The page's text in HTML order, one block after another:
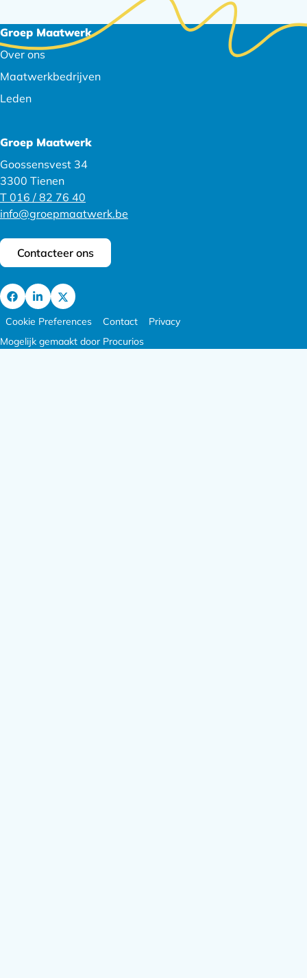
Footer
navigatie
Groep Maatwerk
Over ons
Maatwerkbedrijven
Leden
Groep Maatwerk
Goossensvest 34
3300 Tienen
T 016 / 82 76 40
info@groepmaatwerk.be
Contacteer ons
Ga
Facebook
Ga
LinkedIn
Ga
X
Footer
navigatie
Cookie Preferences Contact
Privacy
Mogelijk gemaakt door Procurios